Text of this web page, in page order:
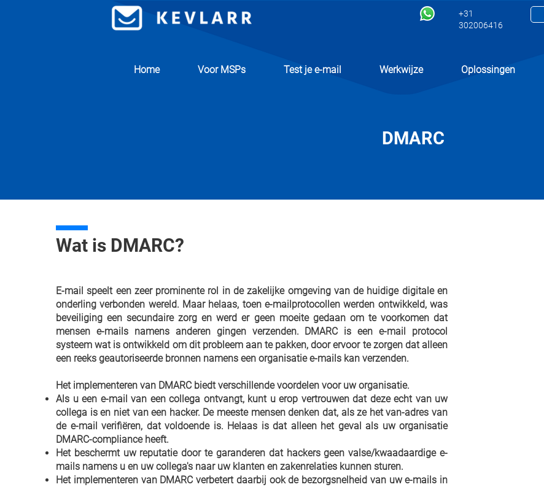
+31
302006416
Home Voor MSPs Test je e-mail Werkwijze Oplossingen
DMARC
Wat is DMARC?
E-mail speelt een zeer prominente rol in de zakelijke omgeving van de huidige digitale en
onderling verbonden wereld. Maar helaas, toen e-mailprotocollen werden ontwikkeld, was
beveiliging een secundaire zorg en werd er geen moeite gedaan om te voorkomen dat
mensen e-mails namens anderen gingen verzenden. DMARC is een e-mail protocol
systeem wat is ontwikkeld om dit probleem aan te pakken, door ervoor te zorgen dat alleen
een reeks geautoriseerde bronnen namens een organisatie e-mails kan verzenden.
Het implementeren van DMARC biedt verschillende voordelen voor uw organisatie.
Als u een e-mail van een collega ontvangt, kunt u erop vertrouwen dat deze echt van uw
collega is en niet van een hacker. De meeste mensen denken dat, als ze het van-adres van
de e-mail verifiëren, dat voldoende is. Helaas is dat alleen het geval als uw organisatie
DMARC-compliance heeft.
Het beschermt uw reputatie door te garanderen dat hackers geen valse/kwaadaardige e-
mails namens u en uw collega's naar uw klanten en zakenrelaties kunnen sturen.
Het implementeren van DMARC verbetert daarbij ook de bezorgsnelheid van uw e-mails in